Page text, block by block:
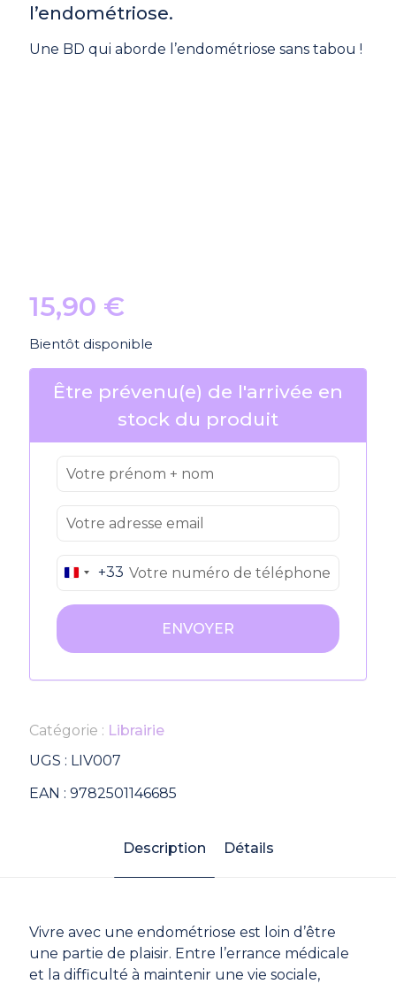
l’endométriose.
Une BD qui aborde l’endométriose sans tabou !
15,90 €
Bientôt disponible
Être prévenu(e) de l'arrivée en
stock du produit
France
+33
EAN : 9782501146685
UGS : LIV007
Catégorie : Librairie
Description Détails
Vivre avec une endométriose est loin d’être
une partie de plaisir. Entre l’errance médicale
et la difficulté à maintenir une vie sociale,